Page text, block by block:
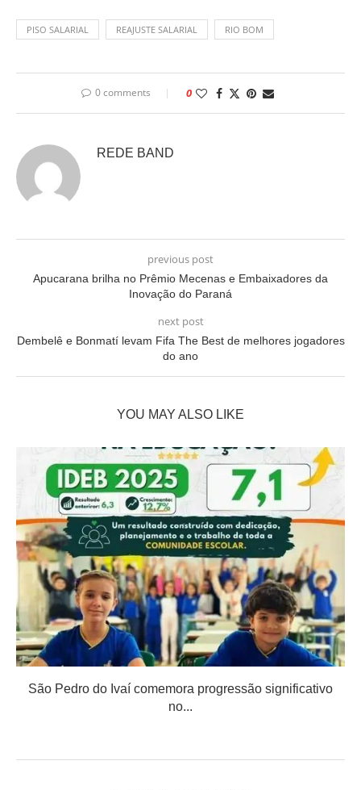
PISO SALARIAL REAJUSTE SALARIAL RIO BOM
0 comments 0
REDE BAND
previous post
Apucarana brilha no Prêmio Mecenas e Embaixadores da
Inovação do Paraná
next post
Dembelê e Bonmatí levam Fifa The Best de melhores jogadores
do ano
YOU MAY ALSO LIKE
São Pedro do Ivaí comemora progressão significativo
no...